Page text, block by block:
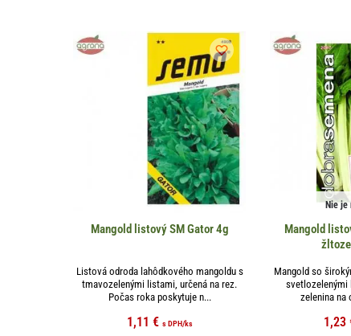
Mangold listový SM Gator 4g
Listová odroda lahôdkového mangoldu s
tmavozelenými listami, určená na rez.
Počas roka poskytuje n...
1,11 € s DPH/ks
Nie je
Mangold
Mangold so
svetlozelenými
zelenina na
1,23